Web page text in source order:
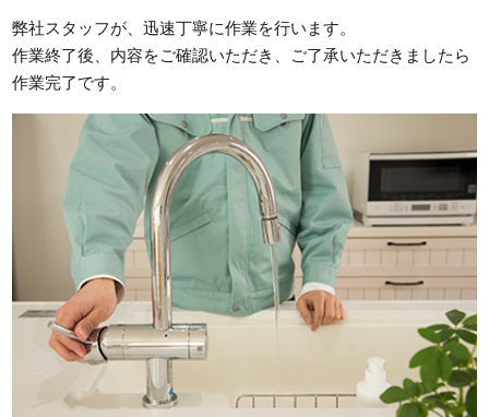
弊社スタッフが、迅速丁寧に作業を行います。
作業終了後、内容をご確認いただき、ご了承いただきましたら
作業完了です。